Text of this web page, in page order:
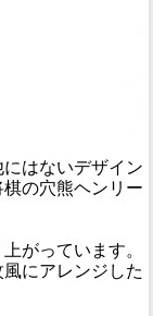
はないデザイン
の穴熊ヘンリー
がっています。
にアレンジした